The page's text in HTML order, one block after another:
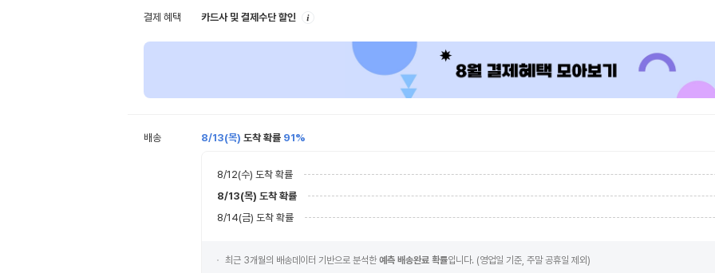
결제 혜택 카드사 및 결제수단 할인
배송 8/13(목) 도착 확률 91%
8/12(수) 도착 확률
8/13(목) 도착 확률
8/14(금) 도착 확률
최근 3개월의 배송데이터 기반으로 분석한 예측 배송완료 확률입니다. (영업일 기준, 주말 공휴일 제외)